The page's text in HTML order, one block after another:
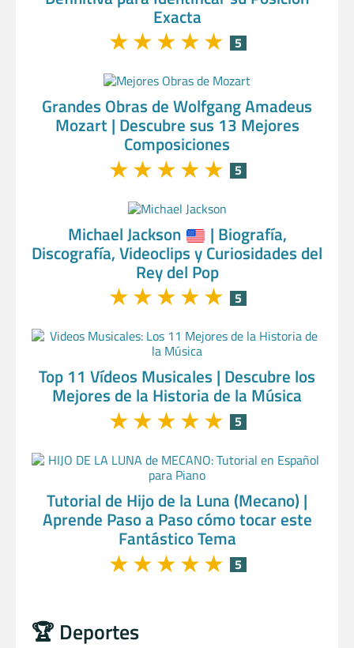
Exacta
★★★★★ 5
Grandes Obras de Wolfgang Amadeus
Mozart | Descubre sus 13 Mejores
Composiciones
★★★★★ 5
Michael Jackson | Biografía,
Discografía, Videoclips y Curiosidades del
Rey del Pop
★★★★★ 5
Top 11 Vídeos Musicales | Descubre los
Mejores de la Historia de la Música
★★★★★ 5
Tutorial de Hijo de la Luna (Mecano) |
Aprende Paso a Paso cómo tocar este
Fantástico Tema
★★★★★ 5
🏆 Deportes